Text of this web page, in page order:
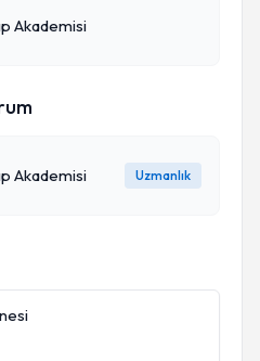
Akademisi
Akademisi Uzmanlık